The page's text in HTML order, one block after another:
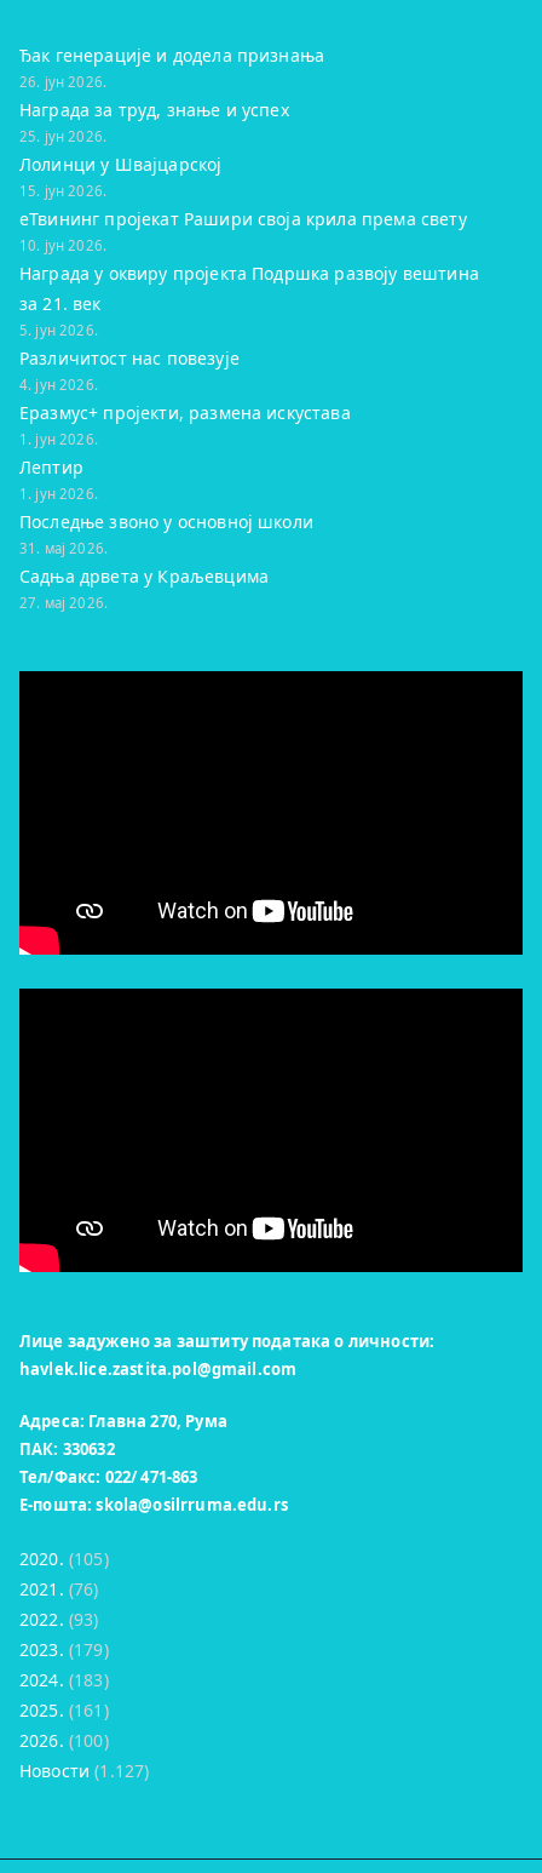
Ђак генерације и додела признања
26. јун 2026.
Награда за труд, знање и успех
25. јун 2026.
Лолинци у Швајцарској
15. јун 2026.
eТвининг пројекат Рашири своја крила према свету
10. јун 2026.
Награда у оквиру пројекта Подршка развоју вештина
за 21. век
5. јун 2026.
Различитост нас повезује
4. јун 2026.
Еразмус+ пројекти, размена искустава
1. јун 2026.
Лептир
1. јун 2026.
Последње звоно у основној школи
31. мај 2026.
Садња дрвета у Краљевцима
27. мај 2026.
Лице задужено за заштиту података о личности:
havlek.lice.zastita.pol@gmail.com
Адреса: Главна 270, Рума
ПАК: 330632
Тел/Факс: 022/ 471-863
Е-пошта:skola@osilrruma.edu.rs
2020. (105)
2021. (76)
2022. (93)
2023. (179)
2024. (183)
2025. (161)
2026. (100)
Новости (1.127)